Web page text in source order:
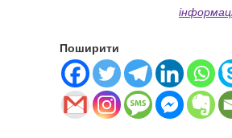
Поширити